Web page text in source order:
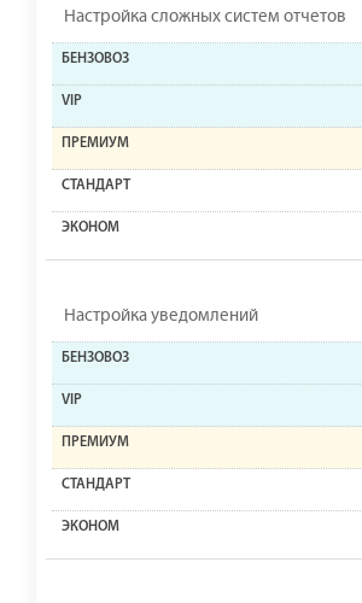
Настройка сложных систем отчетов
Настройка уведомлений